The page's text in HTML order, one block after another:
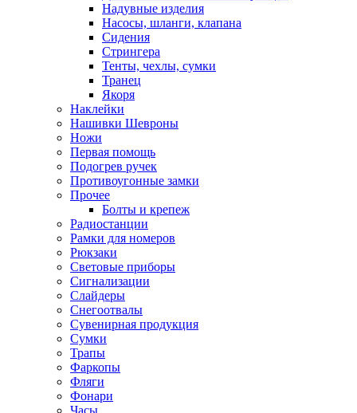
Надувные изделия
Насосы, шланги, клапана
Сидения
Стрингера
Тенты, чехлы, сумки
Транец
Якоря
Наклейки
Нашивки Шевроны
Ножи
Первая помощь
Подогрев ручек
Противоугонные замки
Прочее
Болты и крепеж
Радиостанции
Рамки для номеров
Рюкзаки
Световые приборы
Сигнализации
Слайдеры
Снегоотвалы
Сувенирная продукция
Сумки
Трапы
Фаркопы
Фляги
Фонари
Часы